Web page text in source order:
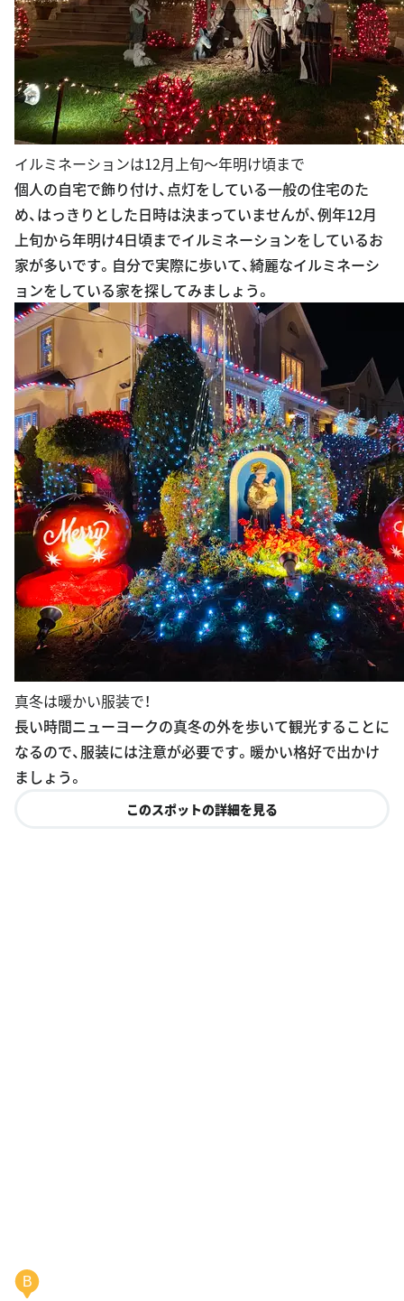
イルミネーションは12月上旬〜年明け頃まで
個人の自宅で飾り付け、点灯をしている一般の住宅のた
め、はっきりとした日時は決まっていませんが、例年12月
上旬から年明け4日頃までイルミネーションをしているお
家が多いです。自分で実際に歩いて、綺麗なイルミネーシ
ョンをしている家を探してみましょう。
真冬は暖かい服装で！
長い時間ニューヨークの真冬の外を歩いて観光することに
なるので、服装には注意が必要です。暖かい格好で出かけ
ましょう。
このスポットの詳細を見る
B